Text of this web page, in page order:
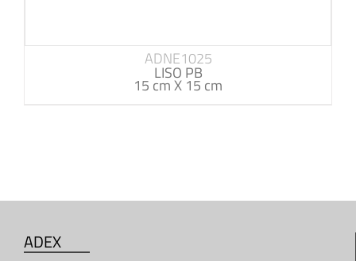
ADNE1025
LISO PB
15 cm X 15 cm
ADEX